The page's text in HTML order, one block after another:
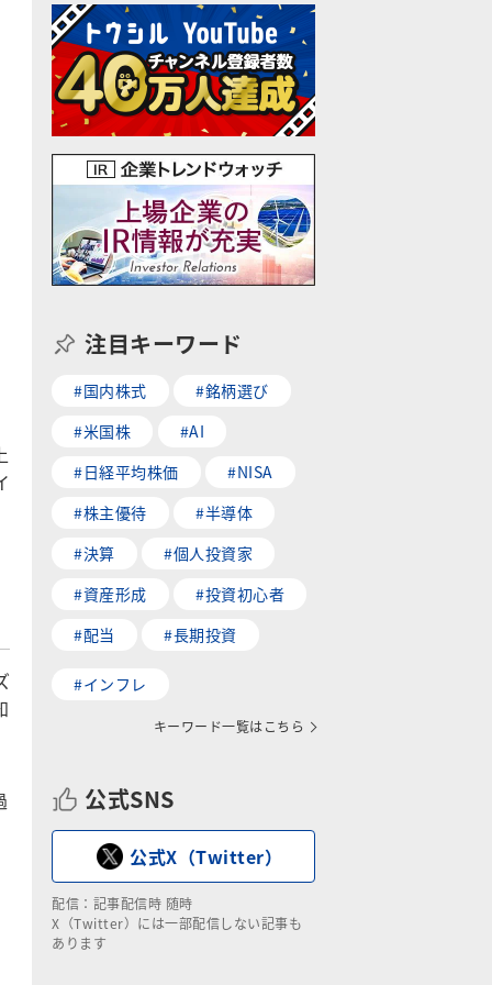
注目キーワード
#国内株式
#銘柄選び
#米国株
#AI
#日経平均株価
#NISA
#株主優待
#半導体
#決算
#個人投資家
#資産形成
#投資初心者
#配当
#長期投資
#インフレ
キーワード一覧はこちら
公式SNS
公式X（Twitter）
配信：記事配信時 随時
X（Twitter）には一部配信しない記事も
あります